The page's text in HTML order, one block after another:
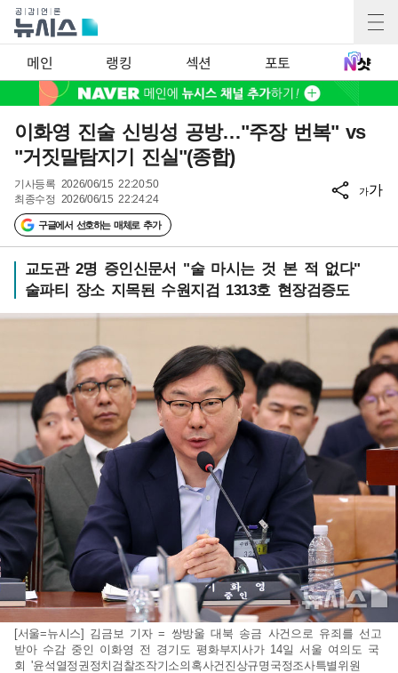
메인 랭킹 섹션 포토
이화영 진술 신빙성 공방…"주장 번복" vs
"거짓말탐지기 진실"(종합)
기사등록 2026/06/15 22:20:50
최종수정 2026/06/15 22:24:24
구글에서 선호하는 매체로 추가
가가
교도관 2명 증인신문서 "술 마시는 것 본 적 없다"
술파티 장소 지목된 수원지검 1313호 현장검증도
[서울=뉴시스] 김금보 기자 = 쌍방울 대북 송금 사건으로 유죄를 선고
받아 수감 중인 이화영 전 경기도 평화부지사가 14일 서울 여의도 국
회 '윤석열정권정치검찰조작기소의혹사건진상규명국정조사특별위원